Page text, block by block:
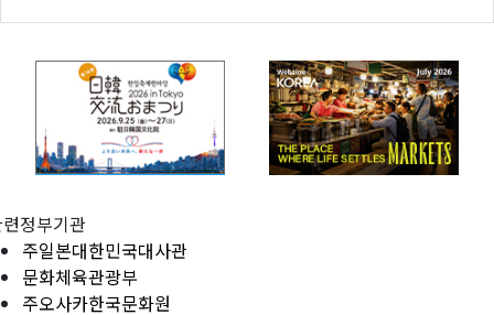
정부기관
주일본대한민국대사관
문화체육관광부
주오사카한국문화원